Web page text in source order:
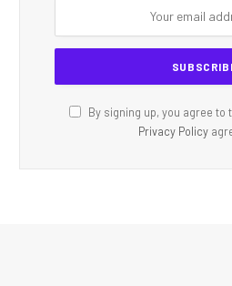
By signing up, you agree
Privacy Policy